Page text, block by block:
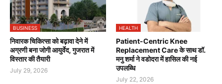
BUSINESS
निवारक चिकित्सा को बढ़ावा देने में
अग्रणी बना जोगी आयुर्वेद, गुजरात में
विस्तार की तैयारी
July 29, 2026
HEALTH
Patient-Centric Knee
Replacement Care के साथ डॉ.
मनु शर्मा ने वडोदरा में हासिल की नई
उपलब्धि
July 22, 2026